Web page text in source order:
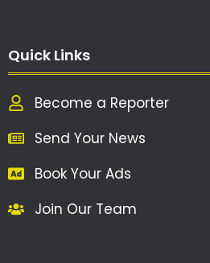
Quick Links
Become a Reporter
Send Your News
Book Your Ads
Join Our Team